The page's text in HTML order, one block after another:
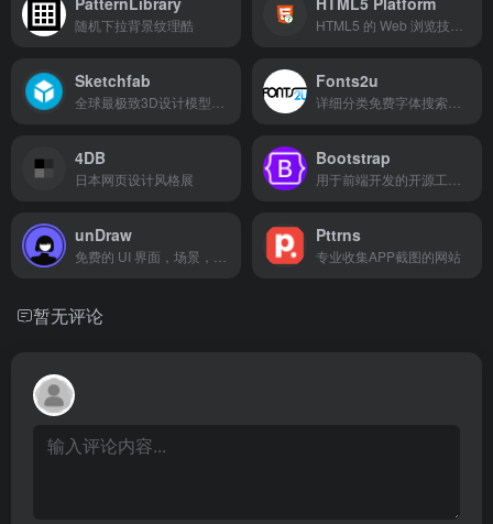
随机下拉背景纹理酷 HTML5 的 Web 浏览技术图谱
Sketchfab
全球最极致3D设计模型在线展示平台
Fonts2u
详细分类免费字体搜索下载库
4DB
日本网页设计风格展
Bootstrap
用于前端开发的开源工具包
unDraw
免费的 UI 界面，场景，人物可换颜色插画
Pttrns
专业收集APP截图的网站
暂无评论